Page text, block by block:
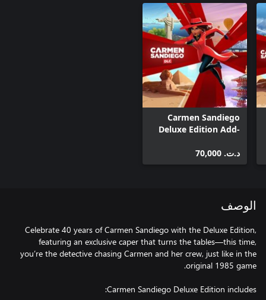
Carmen Sandiego
Deluxe Edition Add-
د.ت.‏ 70,000
الوصف
Celebrate 40 years of Carmen Sandiego with the Deluxe Edition,
featuring an exclusive caper that turns the tables—this time,
you’re the detective chasing Carmen and her crew, just like in the